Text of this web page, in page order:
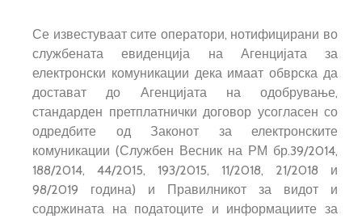
Се известуваат сите оператори, нотифицирани во
службената евиденција на Агенцијата за
електронски комуникации дека имаат обврска да
достават до Агенцијата на одобрување,
стандарден претплатнички договор усогласен со
одредбите од Законот за електронските
комуникации (Службен Весник на РМ бр.39/2014,
188/2014, 44/2015, 193/2015, 11/2018, 21/2018 и
98/2019 година) и Правилникот за видот и
содржината на податоците и информациите за